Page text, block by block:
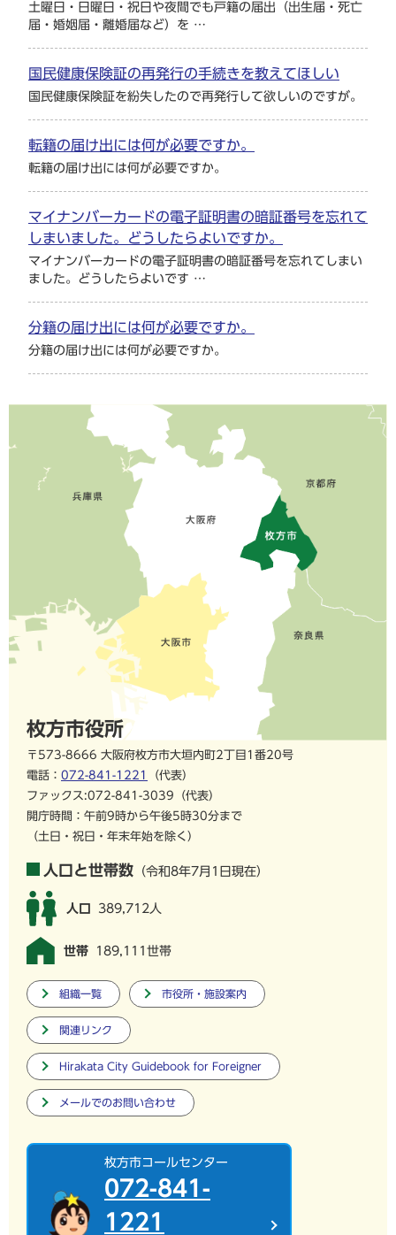
土曜日・日曜日・祝日や夜間でも戸籍の届出（出生届・死亡
届・婚姻届・離婚届など）を …
国民健康保険証の再発行の手続きを教えてほしい
国民健康保険証を紛失したので再発行して欲しいのですが。
転籍の届け出には何が必要ですか。
転籍の届け出には何が必要ですか。
マイナンバーカードの電子証明書の暗証番号を忘れて
しまいました。どうしたらよいですか。
マイナンバーカードの電子証明書の暗証番号を忘れてしまい
ました。どうしたらよいです …
分籍の届け出には何が必要ですか。
分籍の届け出には何が必要ですか。
枚方市役所
〒573-8666 大阪府枚方市大垣内町2丁目1番20号
電話： 072-841-1221
（代表）
ファックス:072-841-3039（代表）
開庁時間：午前9時から午後5時30分まで
（土日・祝日・年末年始を除く）
人口と世帯数 （令和8年7月1日現在）
人口 389,712人
世帯 189,111世帯
組織一覧 市役所・施設案内
関連リンク
Hirakata City Guidebook for Foreigner
メールでのお問い合わせ
枚方市コールセンター
072-841-
1221